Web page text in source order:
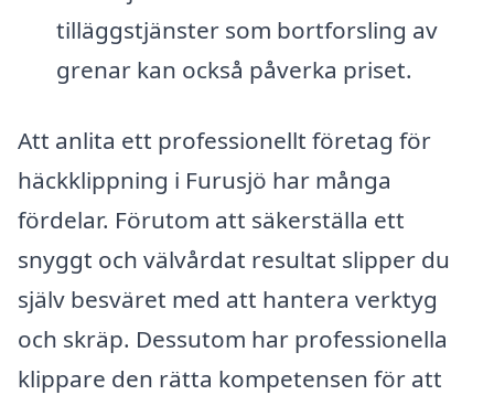
tilläggstjänster som bortforsling av
grenar kan också påverka priset.
Att anlita ett professionellt företag för
häckklippning i Furusjö har många
fördelar. Förutom att säkerställa ett
snyggt och välvårdat resultat slipper du
själv besväret med att hantera verktyg
och skräp. Dessutom har professionella
klippare den rätta kompetensen för att